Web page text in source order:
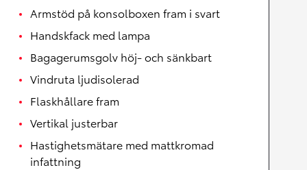
Armstöd på konsolboxen fram i svart
Handskfack med lampa
Bagagerumsgolv höj- och sänkbart
Vindruta ljudisolerad
Flaskhållare fram
Vertikal justerbar
Hastighetsmätare med mattkromad
infattning